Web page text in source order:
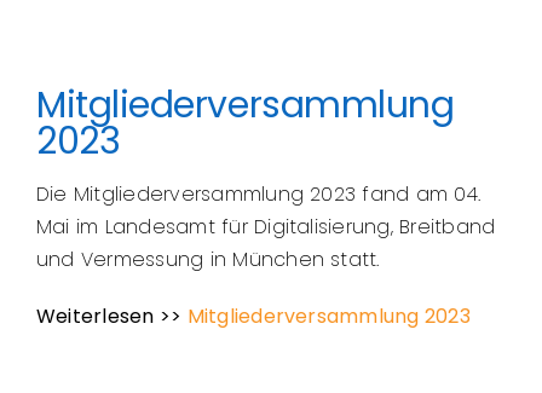
Mitgliederversammlung
2023
Die Mitgliederversammlung 2023 fand am 04.
Mai im Landesamt für Digitalisierung, Breitband
und Vermessung in München statt.
Weiterlesen >> Mitgliederversammlung 2023